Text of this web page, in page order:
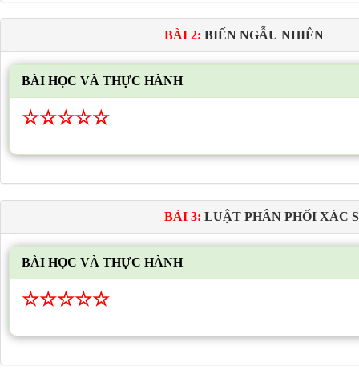
BÀI 2: BIẾN NGẪU NHIÊN
BÀI HỌC VÀ THỰC HÀNH
☆☆☆☆☆
BÀI 3: LUẬT PHÂN PHỐI XÁC
BÀI HỌC VÀ THỰC HÀNH
☆☆☆☆☆